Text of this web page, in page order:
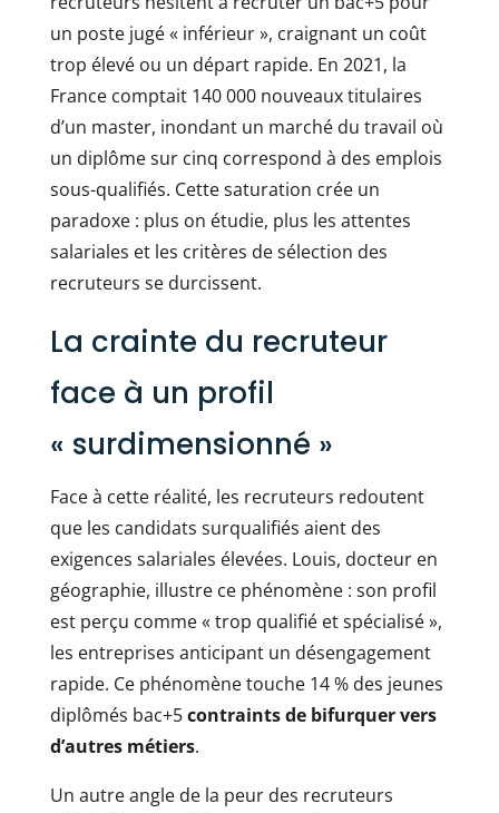
un poste jugé « inférieur », craignant un coût
trop élevé ou un départ rapide. En 2021, la
France comptait 140 000 nouveaux titulaires
d’un master, inondant un marché du travail où
un diplôme sur cinq correspond à des emplois
sous-qualifiés. Cette saturation crée un
paradoxe : plus on étudie, plus les attentes
salariales et les critères de sélection des
recruteurs se durcissent.
La crainte du recruteur
face à un profil
« surdimensionné »
Face à cette réalité, les recruteurs redoutent
que les candidats surqualifiés aient des
exigences salariales élevées. Louis, docteur en
géographie, illustre ce phénomène : son profil
est perçu comme « trop qualifié et spécialisé »,
les entreprises anticipant un désengagement
rapide. Ce phénomène touche 14 % des jeunes
diplômés bac+5contraints de bifurquer vers
d’autres métiers.
Un autre angle de la peur des recruteurs